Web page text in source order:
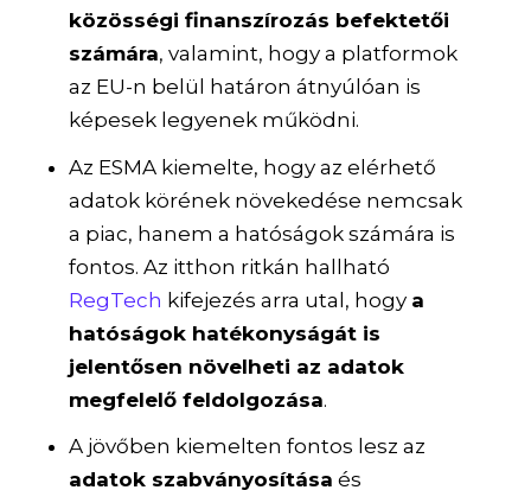
közösségi finanszírozás befektetői
számára, valamint, hogy a platformok
az EU-n belül határon átnyúlóan is
képesek legyenek működni.
Az ESMA kiemelte, hogy az elérhető
adatok körének növekedése nemcsak
a piac, hanem a hatóságok számára is
fontos. Az itthon ritkán hallható
RegTech kifejezés arra utal, hogy a
hatóságok hatékonyságát is
jelentősen növelheti az adatok
megfelelő feldolgozása.
A jövőben kiemelten fontos lesz az
adatok szabványosítása és